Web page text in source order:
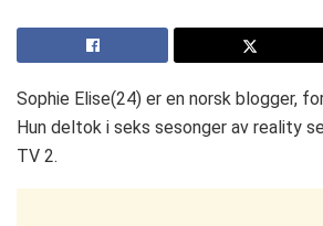
Sophie Elise(24) er en norsk blogger,
Hun deltok i seks sesonger av reality
TV 2.